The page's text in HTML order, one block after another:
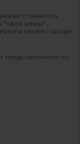
стоимость
цены" .
в своем городе
представленного на